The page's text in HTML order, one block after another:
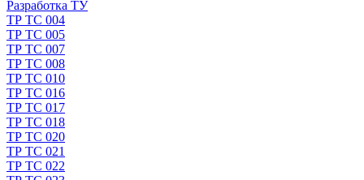
Разработка ТУ
ТР ТС 004
ТР ТС 005
ТР ТС 007
ТР ТС 008
ТР ТС 010
ТР ТС 016
ТР ТС 017
ТР ТС 018
ТР ТС 020
ТР ТС 021
ТР ТС 022